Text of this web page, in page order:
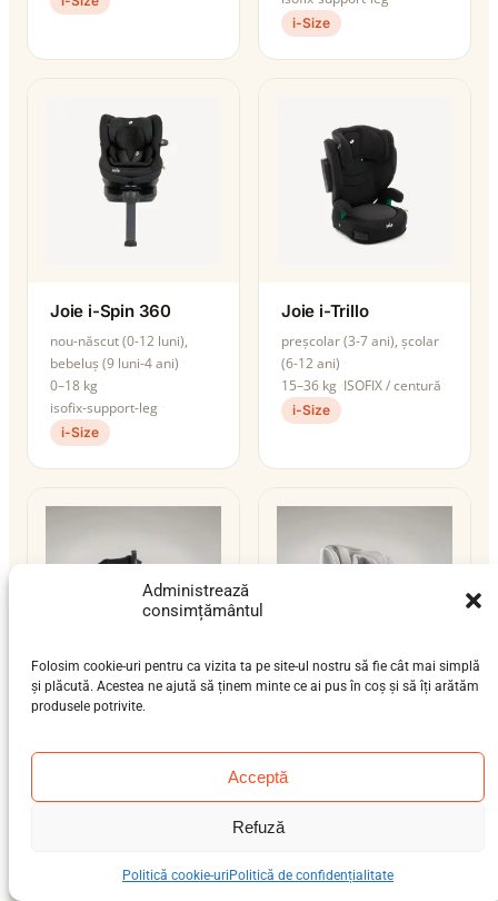
Administrează
consimțământul
Folosim cookie-uri pentru ca vizita ta pe site-ul nostru să fie cât mai simplă
și plăcută. Acestea ne ajută să ținem minte ce ai pus în coș și să îți arătăm
produsele potrivite.
Acceptă
Refuză
Politică cookie-uri Politică de confidențialitate
i-Size
Joie i-Spin 360
nou-născut (0-12 luni),
bebeluș (9 luni-4 ani)
0–18 kg
isofix-support-leg
i-Size
Joie i-Trillo
preșcolar (3-7 ani), școlar
(6-12 ani)
15–36 kg ISOFIX / centură
i-Size
Joie Signature i-
nou-născut (0-12 luni),
isofix-support-leg